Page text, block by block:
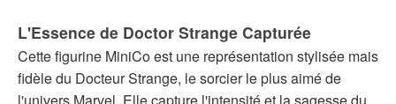
L'Essence de Doctor Strange Capturée
Cette figurine MiniCo est une représentation stylisée mais
fidèle du Docteur Strange, le sorcier le plus aimé de
l'univers Marvel. Elle capture l'intensité et la sagesse du